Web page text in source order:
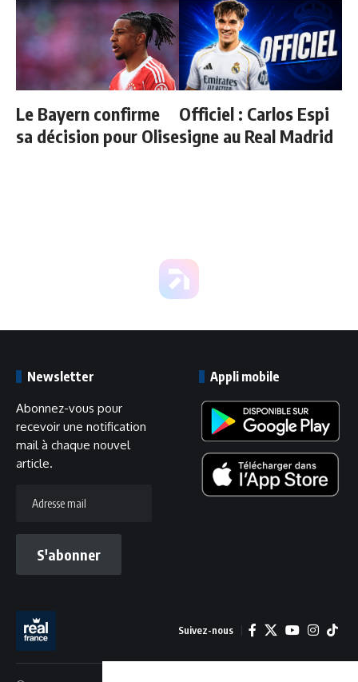
Le Bayern confirme
sa décision pour Olise
Officiel : Carlos Espi
signe au Real Madrid
Newsletter
Abonnez-vous pour
recevoir une notification
mail à chaque nouvel
article.
mail
S'abonner
Appli mobile
Suivez-nous